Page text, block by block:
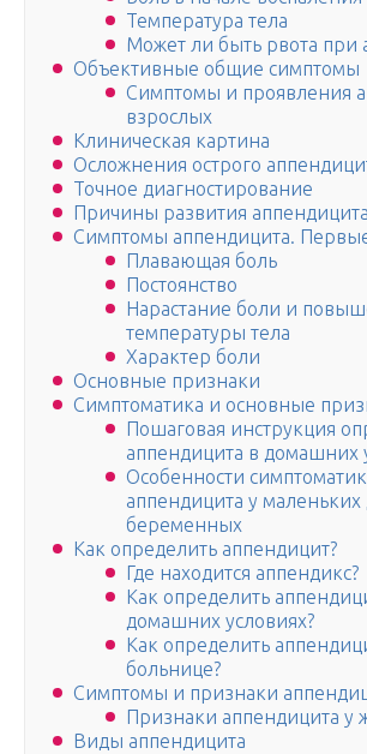
Температура тела
Может ли быть рвота при
Объективные общие симптомы
Симптомы и проявления
взрослых
Клиническая картина
Осложнения острого
Точное диагностирование
Причины развития аппендицита
Симптомы аппендицита.
Плавающая боль
Постоянство
Нарастание боли и
температуры тела
Характер боли
Основные признаки
Симптоматика и основные
Пошаговая инструкция
аппендицита в домашних
Особенности
аппендицита у маленьких
беременных
Как определить аппендицит?
Где находится аппендикс?
Как определить
домашних условиях?
Как определить
больнице?
Симптомы и признаки
Признаки аппендицита у
Виды аппендицита